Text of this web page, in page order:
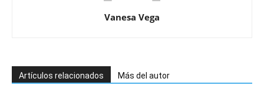
Vanesa Vega
Artículos relacionados Más del autor